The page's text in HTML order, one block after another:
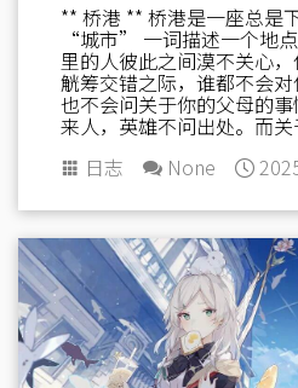
** 桥港 ** 桥港是一座总是
“城市” 一词描述一个地
里的人彼此之间漠不关心，
觥筹交错之际，谁都不会对
也不会问关于你的父母的
来人，英雄不问出处。而
日志
None